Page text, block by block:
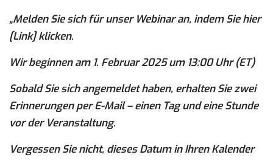
„Melden Sie sich für unser Webinar an, indem Sie hier
[Link] klicken.
Wir beginnen am 1. Februar 2025 um 13:00 Uhr (ET)
Sobald Sie sich angemeldet haben, erhalten Sie zwei
Erinnerungen per E-Mail – einen Tag und eine Stunde
vor der Veranstaltung.
Vergessen Sie nicht, dieses Datum in Ihren Kalender